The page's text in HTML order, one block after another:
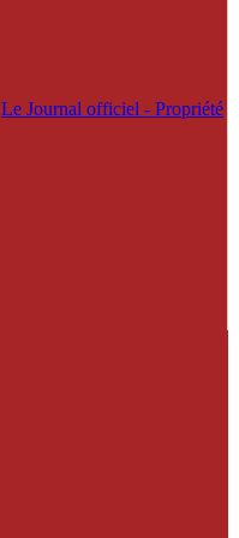
Le Journal officiel - Propriété